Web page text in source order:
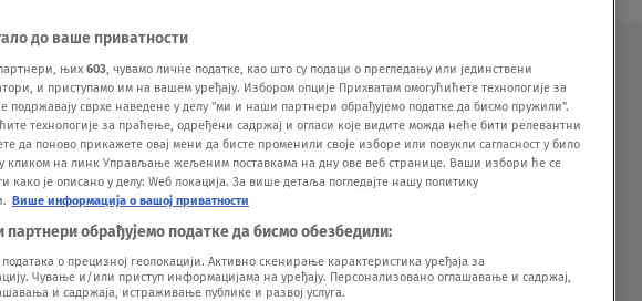
Kim Ki Duku
до ваше приватности
њих 603, чувамо личне податке, као што су подаци о прегледању или јединствени
и приступамо им на вашем уређају. Избором опције Прихватам омогућићете технологије за
подржавају сврхе наведене у делу "ми и наши партнери обрађујемо податке да бисмо пружили".
технологије за праћење, одређени садржај и огласи које видите можда неће бити релевантни
да поново прикажете овај мени да бисте променили своје изборе или повукли сагласност у било
кликом на линк Управљање жељеним поставкама на дну ове веб странице. Ваши избори ће се
како је описано у делу: Wеб локација. За више детаља погледајте нашу политику
Више информација о вашој приватности
обрађујемо податке да бисмо обезбедили:
о прецизној геолокацији. Активно скенирање карактеристика уређаја за
Чување и/или приступ информацијама на уређају. Персонализовано оглашавање и садржај,
и садржаја, истраживање публике и развој услуга.